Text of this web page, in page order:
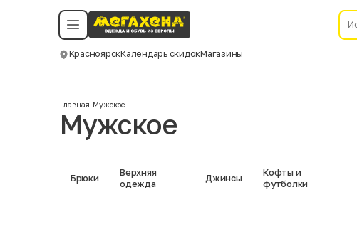
КрасноярскКалендарь скидокМагазины
Политика конфиденциальности
©️ Мегахенд 2026. Все права защищены.
Смотреть все даты
Главная-Мужское
Мужское
Брюки
Верхняя
одежда
Джинсы
Кофты и
футболки